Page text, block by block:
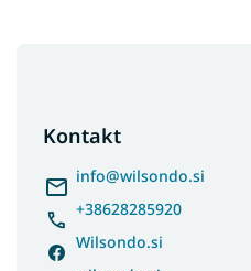
Kontakt
info@wilsondo.si
+38628285920
Wilsondo.si